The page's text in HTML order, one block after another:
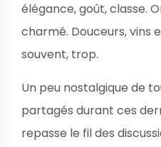
élégance, goût, classe.
charmé. Douceurs, vins
souvent, trop.
Un peu nostalgique de
partagés durant ces
repasse le fil des